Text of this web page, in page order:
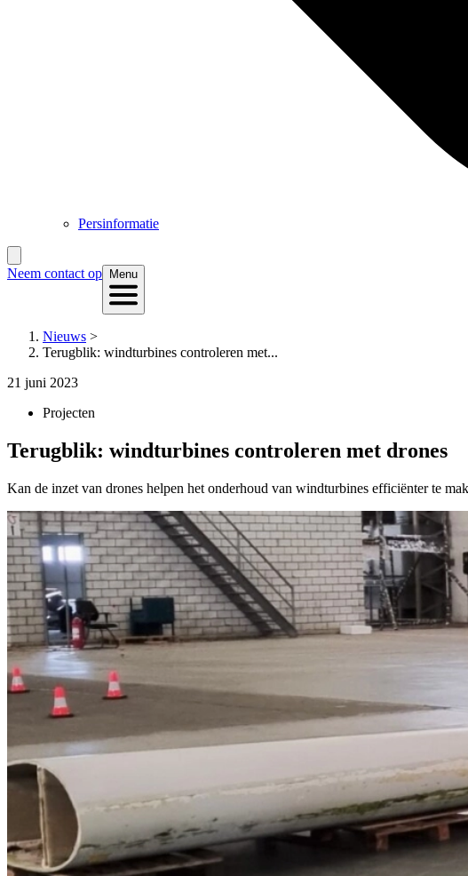
Persinformatie
Neem contact op Menu
Nieuws >
Terugblik: windturbines controleren met...
21 juni 2023
Projecten
Terugblik: windturbines controleren met drones
Kan de inzet van drones helpen het onderhoud van windturbines efficiënter te